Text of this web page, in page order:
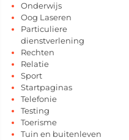
Onderwijs
Oog Laseren
Particuliere
dienstverlening
Rechten
Relatie
Sport
Startpaginas
Telefonie
Testing
Toerisme
Tuin en buitenleven